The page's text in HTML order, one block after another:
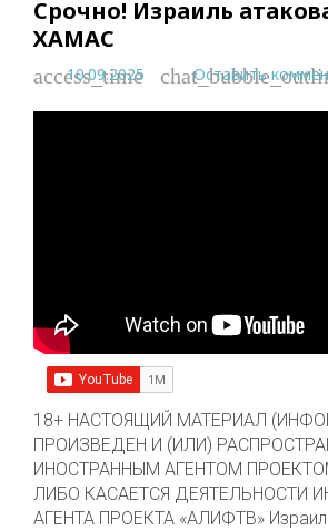
Срочно! Израиль
ХАМАС
access_time
10.09.2025 Оставить
18+ НАСТОЯЩИЙ МАТЕРИАЛ
ПРОИЗВЕДЕН И (ИЛИ)
ИНОСТРАННЫМ АГЕНТОМ
ЛИБО КАСАЕТСЯ ДЕЯТЕЛЬНОСТИ
АГЕНТА ПРОЕКТА «АЛИФТВ»